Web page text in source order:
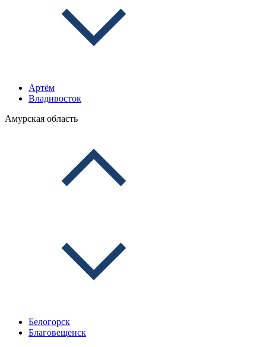
Артём
Владивосток
Амурская область
Белогорск
Благовещенск